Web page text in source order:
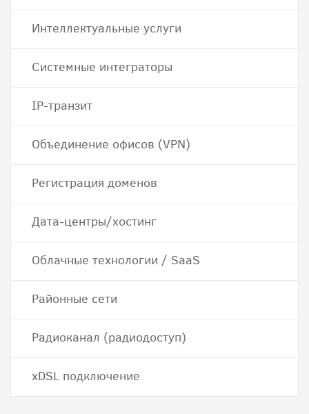
Интеллектуальные услуги
Системные интеграторы
IP-транзит
Объединение офисов (VPN)
Регистрация доменов
Дата-центры/хостинг
Облачные технологии / SaaS
Районные сети
Радиоканал (радиодоступ)
хDSL подключение